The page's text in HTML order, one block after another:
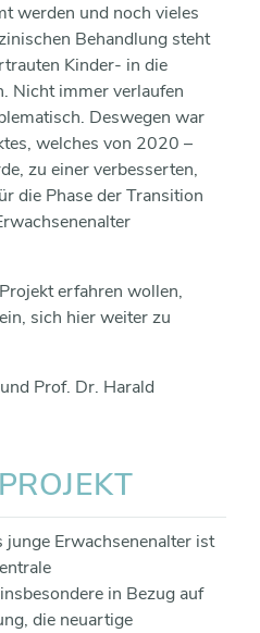
werden und noch vieles
Behandlung steht
Kinder- in die
Nicht immer verlaufen
Deswegen war
welches von 2020 –
zu einer verbesserten,
die Phase der Transition
erfahren wollen,
sich hier weiter zu
Prof. Dr. Harald
Erwachsenenalter ist
in Bezug auf
die neuartige